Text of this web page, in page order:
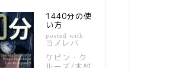
1440分の使
い方
posted with
ヨメレバ
ケビン・ク